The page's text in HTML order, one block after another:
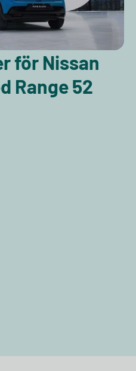
för Nissan
Range 52